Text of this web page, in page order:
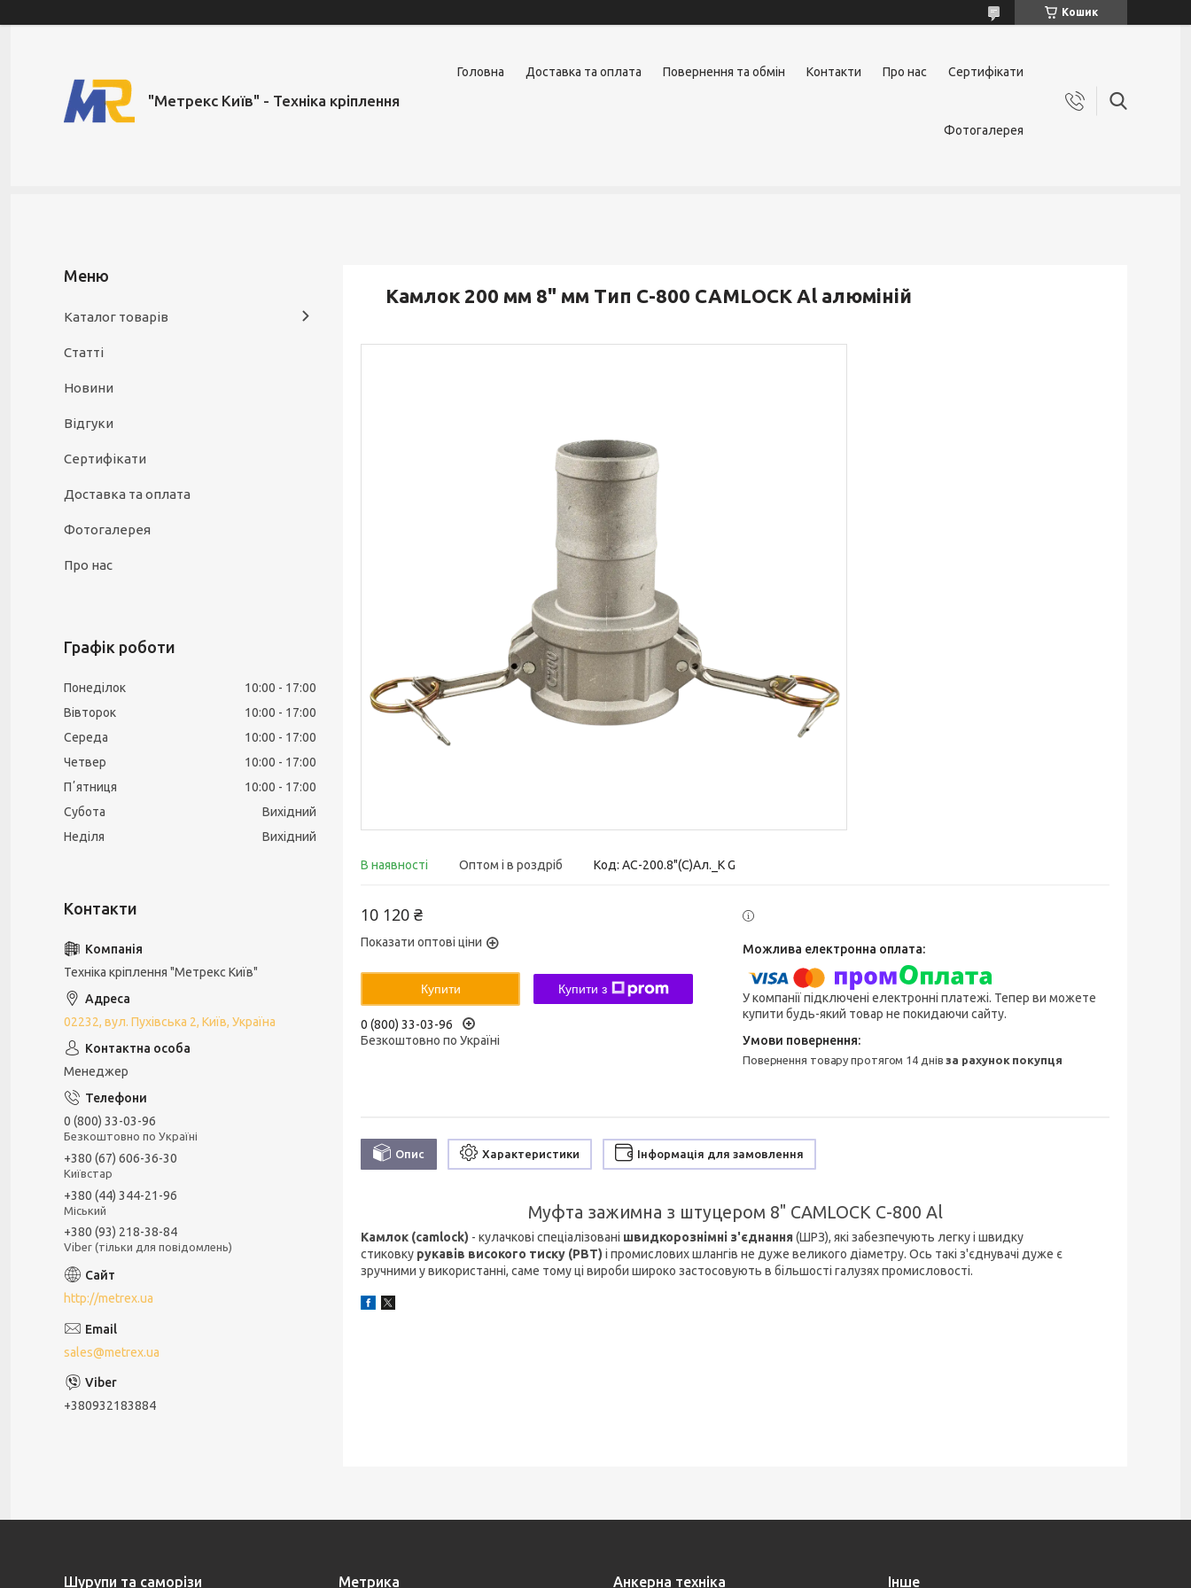
Кошик
"Метрекс Київ" - Техніка кріплення
Головна Доставка та оплата Повернення та обмін Контакти Про нас Сертифікати
Фотогалерея
Камлок 200 мм 8" мм Тип С-800 CAMLOCK Al алюміній
В наявності Оптом і в роздріб Код: AC-200.8"(С)Aл._K G
10 120 ₴
Показати оптові ціни
Купити Купити з
0 (800) 33-03-96
Безкоштовно по Україні
У компанії підключені електронні платежі. Тепер ви можете
купити будь-який товар не покидаючи сайту.
повернення товару протягом 14 днівза рахунок покупця
Опис Характеристики Інформація для замовлення
Муфта зажимна з штуцером 8" CAMLOCK С-800 Al
Камлок (camlock) - кулачкові спеціалізовані швидкорознімні з'єднання (ШРЗ), які забезпечують легку і швидку
стиковку рукавів високого тиску (РВТ) і промислових шлангів не дуже великого діаметру. Ось такі з'єднувачі дуже є
зручними у використанні, саме тому ці вироби широко застосовують в більшості галузях промисловості.
Каталог товарів
Статті
Новини
Відгуки
Сертифікати
Доставка та оплата
Фотогалерея
Про нас
Графік роботи
Понеділок 10:00
17:00
Вівторок
10:00
17:00
Середа
10:00
17:00
Четвер
10:00
17:00
Пʼятниця
10:00
17:00
Субота
Вихідний
Неділя
Вихідний
Техніка кріплення "Метрекс Київ"
02232, вул. Пухівська 2, Київ, Україна
Менеджер
0 (800) 33-03-96
Безкоштовно по Україні
+380 (67) 606-36-30
Київстар
+380 (44) 344-21-96
Міський
+380 (93) 218-38-84
Viber (тільки для повідомлень)
http://metrex.ua
sales@metrex.ua
+380932183884
Шурупи та саморізи Метрика Анкерна техніка Інше